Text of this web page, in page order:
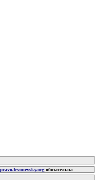
обязательна